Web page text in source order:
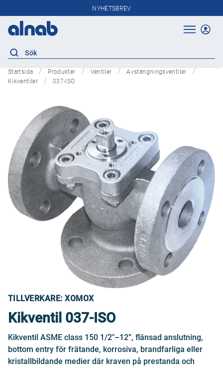
NYHETSBREV
Startsida Produkter Ventiler
Avstängningsventiler
Kikventiler
037-ISO
TILLVERKARE: XOMOX
Kikventil 037-ISO
Kikventil ASME class 150 1/2"–12”, flänsad anslutning,
bottom entry för frätande, korrosiva, brandfarliga eller
kristallbildande medier där kraven på prestanda och